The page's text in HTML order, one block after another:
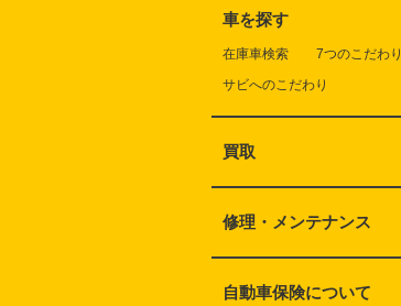
車を探す
在庫車検索 7つのこだわり
サビへのこだわり
買取
修理・メンテナンス
自動車保険について